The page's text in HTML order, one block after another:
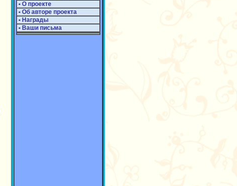
• О проекте
• Об авторе проекта
• Награды
• Ваши письма